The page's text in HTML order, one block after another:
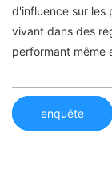
d'influence sur les
vivant dans des
performant même
enquête